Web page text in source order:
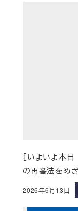
［いよいよ本
の再審法をめざ
2026年6月13日